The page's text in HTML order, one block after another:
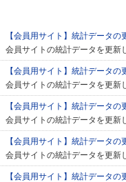
【会員用サイト】統計データの
会員サイトの統計データを更新
【会員用サイト】統計データの
会員サイトの統計データを更新
【会員用サイト】統計データの
会員サイトの統計データを更新
【会員用サイト】統計データの
会員サイトの統計データを更新
【会員用サイト】統計データの